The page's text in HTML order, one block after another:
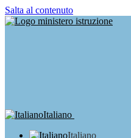
Salta al contenuto
Italiano
Italiano